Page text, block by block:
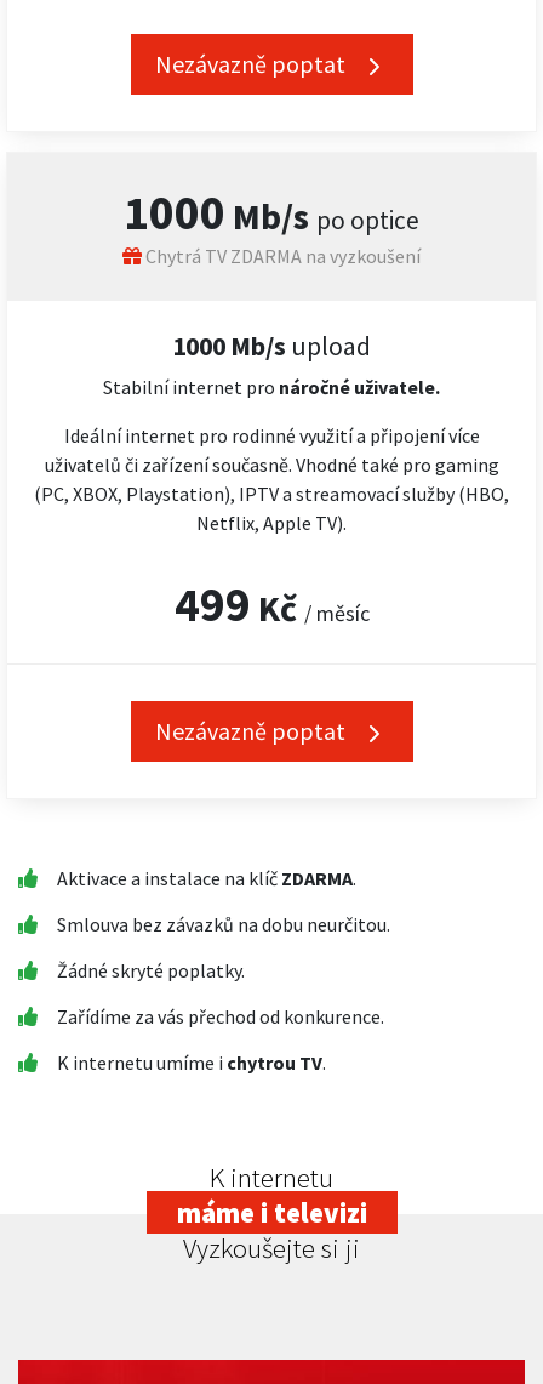
Nezávazně poptat
1000 Mb/s po optice
Chytrá TV ZDARMA na vyzkoušení
1000 Mb/s upload
Stabilní internet pro náročné uživatele.
Ideální internet pro rodinné využití a připojení více
uživatelů či zařízení současně. Vhodné také pro gaming
(PC, XBOX, Playstation), IPTV a streamovací služby (HBO,
Netflix, Apple TV).
499 Kč / měsíc
Nezávazně poptat
Aktivace a instalace na klíč ZDARMA.
Smlouva bez závazků na dobu neurčitou.
Žádné skryté poplatky.
Zařídíme za vás přechod od konkurence.
K internetu umíme i chytrou TV.
K internetu
máme i televizi
Vyzkoušejte si ji